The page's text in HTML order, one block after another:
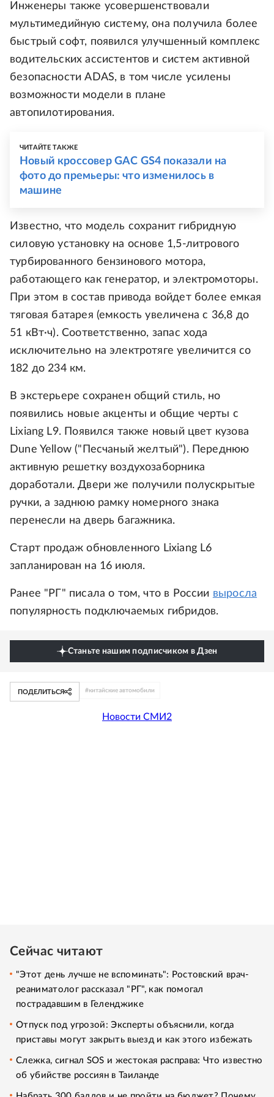
Инженеры также усовершенствовали
мультимедийную систему, она получила более
быстрый софт, появился улучшенный комплекс
водительских ассистентов и систем активной
безопасности ADAS, в том числе усилены
возможности модели в плане
автопилотирования.
ЧИТАЙТЕ ТАКЖЕ
Новый кроссовер GAC GS4 показали на
фото до премьеры: что изменилось в
машине
Известно, что модель сохранит гибридную
силовую установку на основе 1,5-литрового
турбированного бензинового мотора,
работающего как генератор, и электромоторы.
При этом в состав привода войдет более емкая
тяговая батарея (емкость увеличена с 36,8 до
51 кВт·ч). Соответственно, запас хода
исключительно на электротяге увеличится со
182 до 234 км.
В экстерьере сохранен общий стиль, но
появились новые акценты и общие черты с
Lixiang L9. Появился также новый цвет кузова
Dune Yellow ("Песчаный желтый"). Переднюю
активную решетку воздухозаборника
доработали. Двери же получили полускрытые
ручки, а заднюю рамку номерного знака
перенесли на дверь багажника.
Старт продаж обновленного Lixiang L6
запланирован на 16 июля.
Ранее "РГ" писала о том, что в России выросла
популярность подключаемых гибридов.
Станьте нашим подписчиком в Дзен
ПОДЕЛИТЬСЯ #китайские автомобили
Новости СМИ2
Сейчас читают
"Этот день лучше не вспоминать": Ростовский врач-
реаниматолог рассказал "РГ", как помогал
пострадавшим в Геленджике
Отпуск под угрозой: Эксперты объяснили, когда
приставы могут закрыть выезд и как этого избежать
Слежка, сигнал SOS и жестокая расправа: Что известно
об убийстве россиян в Таиланде